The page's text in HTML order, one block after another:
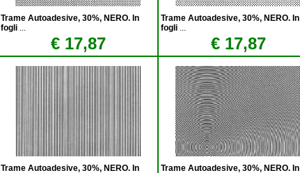
Trame Autoadesive, 30%, NERO. In
fogli ...
€ 17,87
Trame Autoadesive, 30%, NERO. In
fogli ...
€ 17,87
Trame Autoadesive, 30%, NERO. In
Trame Autoadesive, 30%, NERO. In